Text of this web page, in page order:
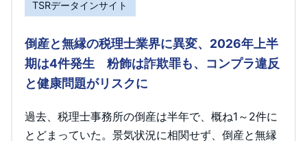
TSRデータインサイト
倒産と無縁の税理士業界に異変、2026年上半
期は4件発生 粉飾は詐欺罪も、コンプラ違反
と健康問題がリスクに
過去、税理士事務所の倒産は半年で、概ね1～2件に
とどまっていた。景気状況に相関せず、倒産と無縁